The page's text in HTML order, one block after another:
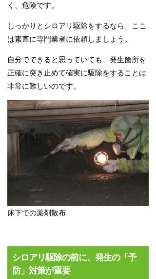
く、危険です。
しっかりとシロアリ駆除をするなら、ここ
は素直に専門業者に依頼しましょう。
自分でできると思っていても、発生箇所を
正確に突き止めて確実に駆除をすることは
非常に難しいのです。
床下での薬剤散布
シロアリ駆除の前に、発生の「予
防」対策が重要